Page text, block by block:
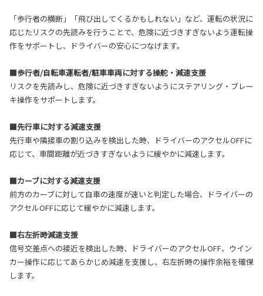
「歩行者の横断」「飛び出してくるかもしれない」など、運転の状況に
応じたリスクの先読みを行うことで、危険に近づきすぎないよう運転操
作をサポートし、ドライバーの安心につなげます。
■歩行者/自転車運転者/駐車車両に対する操舵・減速支援
リスクを先読みし、危険に近づきすぎないようにステアリング・ブレー
キ操作をサポートします。
■先行車に対する減速支援
先行車や隣接車の割り込みを検出した時、ドライバーのアクセルOFFに
応じて、車間距離が近づきすぎないように緩やかに減速します。
■カーブに対する減速支援
前方のカーブに対して自車の速度が速いと判定した場合、ドライバーの
アクセルOFFに応じて緩やかに減速します。
■右左折時減速支援
信号交差点への接近を検出した時、ドライバーのアクセルOFF、ウイン
カー操作に応じてあらかじめ減速を支援し、右左折時の操作余裕を確保
します。